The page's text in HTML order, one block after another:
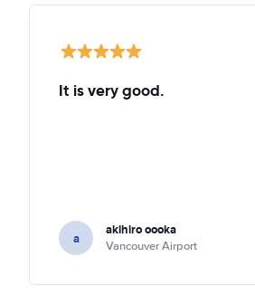
It is very good.
a akihiro oooka
Vancouver Airport